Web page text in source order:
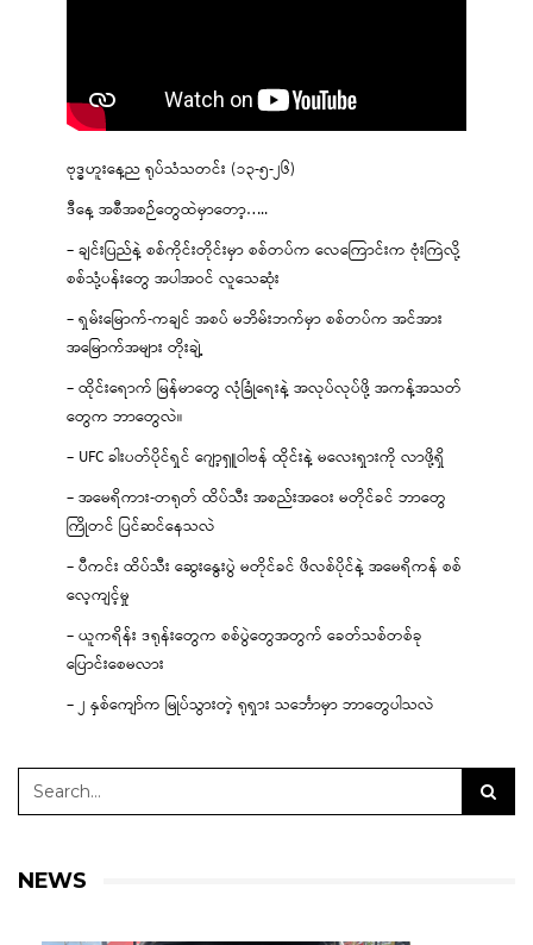
ဗုဒ္ဓဟူးနေ့ည ရုပ်သံသတင်း (၁၃-၅-၂၆)
ဒီနေ့ အစီအစဉ်တွေထဲမှာတော့…..
– ချင်းပြည်နဲ့ စစ်ကိုင်းတိုင်းမှာ စစ်တပ်က လေကြောင်းက ဗုံးကြဲလို့
စစ်သုံ့ပန်းတွေ အပါအဝင် လူသေဆုံး
– ရှမ်းမြောက်-ကချင် အစပ် မဘိမ်းဘက်မှာ စစ်တပ်က အင်အား
အမြောက်အများ တိုးချဲ့
– ထိုင်းရောက် မြန်မာတွေ လုံခြုံရေးနဲ့ အလုပ်လုပ်ဖို့ အကန့်အသတ်
တွေက ဘာတွေလဲ။
– UFC ခါးပတ်ပိုင်ရှင် ဂျော့ရှူဝါဗန် ထိုင်းနဲ့ မလေးရှားကို လာဖို့ရှိ
– အမေရိကား-တရုတ် ထိပ်သီး အစည်းအဝေး မတိုင်ခင် ဘာတွေ
ကြိုတင် ပြင်ဆင်နေသလဲ
– ပီကင်း ထိပ်သီး ဆွေးနွေးပွဲ မတိုင်ခင် ဖိလစ်ပိုင်နဲ့ အမေရိကန် စစ်
လေ့ကျင့်မှု
– ယူကရိန်း ဒရုန်းတွေက စစ်ပွဲတွေအတွက် ခေတ်သစ်တစ်ခု
ပြောင်းစေမလား
– ၂ နှစ်ကျော်က မြုပ်သွားတဲ့ ရုရှား သင်္ဘောမှာ ဘာတွေပါသလဲ
NEWS